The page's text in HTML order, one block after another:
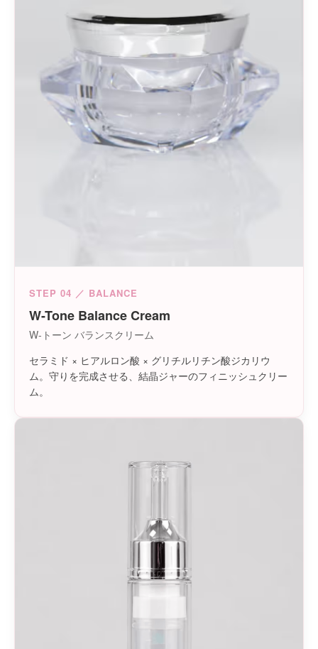
STEP 04 ／ BALANCE
W-Tone Balance Cream
W-トーン バランスクリーム
セラミド × ヒアルロン酸 × グリチルリチン酸ジカリウ
ム。守りを完成させる、結晶ジャーのフィニッシュクリー
ム。